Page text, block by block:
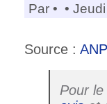
Par • •
Source :
Pour le